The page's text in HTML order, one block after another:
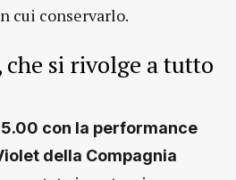
cui conservarlo.
si rivolge a tutto
con la performance
della Compagnia